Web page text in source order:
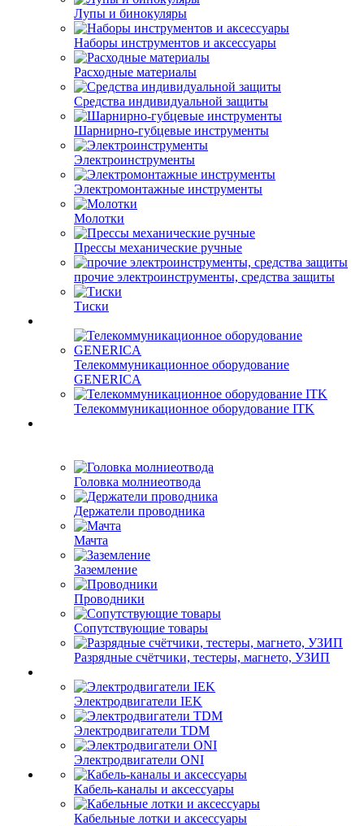
Лупы и бинокуляры
Наборы инструментов и аксессуары
Расходные материалы
Средства индивидуальной защиты
Шарнирно-губцевые инструменты
Электроинструменты
Электромонтажные инструменты
Молотки
Прессы механические ручные
прочие электроинструменты, средства защиты
Тиски
Телекоммуникационное оборудование
GENERICA
Телекоммуникационное оборудование ITK
Головка молниеотвода
Держатели проводника
Мачта
Заземление
Проводники
Сопутствующие товары
Разрядные счётчики, тестеры, магнето, УЗИП
Электродвигатели IEK
Электродвигатели TDM
Электродвигатели ONI
Кабель-каналы и аксессуары
Кабельные лотки и аксессуары